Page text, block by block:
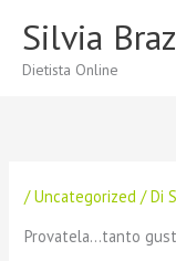
contenuto
Silvia
Dietista Online
/Uncategorized / Di
Provatela…tanto